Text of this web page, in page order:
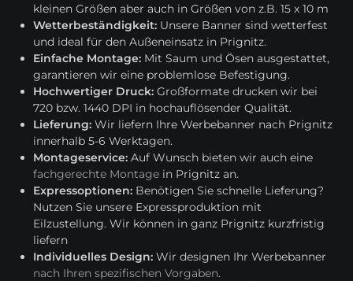
kleinen Größen aber auch in Größen von z.B. 15 x 10 m
Wetterbeständigkeit: Unsere Banner sind wetterfest
und ideal für den Außeneinsatz in Prignitz.
Einfache Montage: Mit Saum und Ösen ausgestattet,
garantieren wir eine problemlose Befestigung.
Hochwertiger Druck:Großformate drucken wir bei
720 bzw. 1440 DPI in hochauflösender Qualität.
Lieferung:Wir liefern Ihre Werbebanner nach Prignitz
innerhalb 5-6 Werktagen.
Montageservice:Auf Wunsch bieten wir auch eine
fachgerechte Montage in Prignitz an.
Expressoptionen: Benötigen Sie schnelle Lieferung?
Nutzen Sie unsere Expressproduktion mit
Eilzustellung. Wir können in ganz Prignitz kurzfristig
liefern
Individuelles Design:Wir designen Ihr Werbebanner
nach Ihren spezifischen Vorgaben.